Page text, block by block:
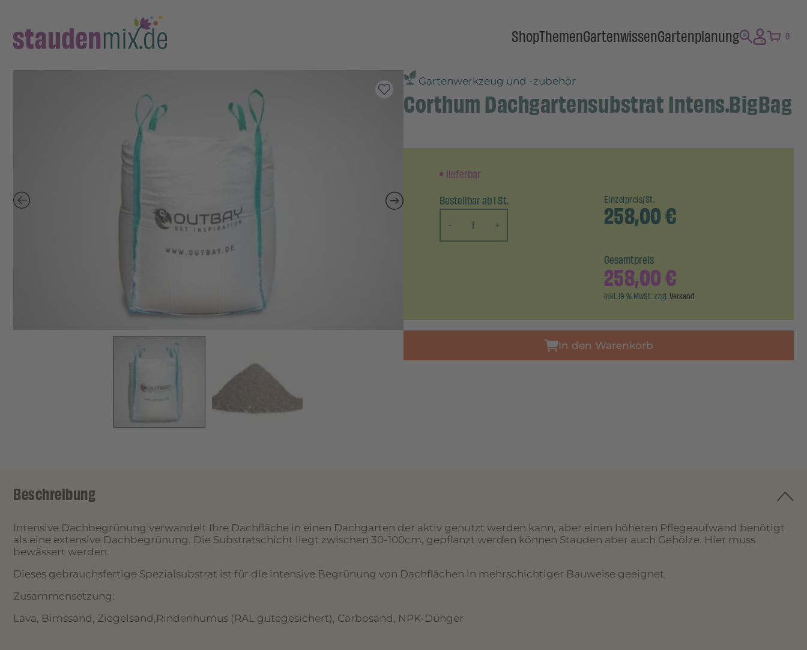
ShopThemenGartenwissenGartenplanung 0
Gartenwerkzeug und -zubehör
Corthum Dachgartensubstrat Intens.BigBag
lieferbar
Bestellbar ab 1 St.
-
+
Einzelpreis/St.
258,00€
Gesamtpreis
258,00€
inkl. 19 % MwSt. zzgl.Versand
In den Warenkorb
Beschreibung
Intensive Dachbegrünung verwandelt Ihre Dachfläche in einen Dachgarten der aktiv genutzt werden kann, aber einen höheren Pflegeaufwand benötigt
als eine extensive Dachbegrünung. Die Substratschicht liegt zwischen 30-100cm, gepflanzt werden können Stauden aber auch Gehölze. Hier muss
bewässert werden.
Dieses gebrauchsfertige Spezialsubstrat ist für die intensive Begrünung von Dachflächen in mehrschichtiger Bauweise geeignet.
Zusammensetzung:
Lava, Bimssand, Ziegelsand,Rindenhumus (RAL gütegesichert), Carbosand, NPK-Dünger